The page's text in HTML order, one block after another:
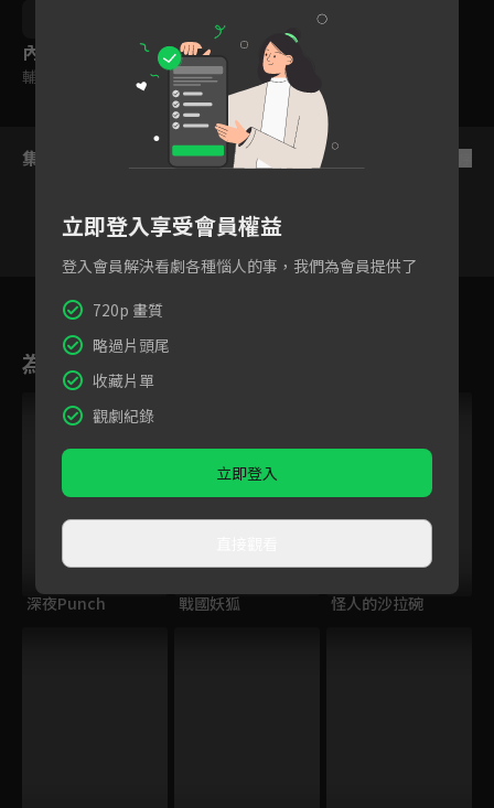
內容標籤
輔導十二歲級
集數列表
為您推薦
深夜Punch 戰國妖狐 怪人的沙拉碗
立即登入享受會員權益
登入會員解決看劇各種惱人的事，我們為會員提供了
720p 畫質
略過片頭尾
收藏片單
觀劇紀錄
立即登入